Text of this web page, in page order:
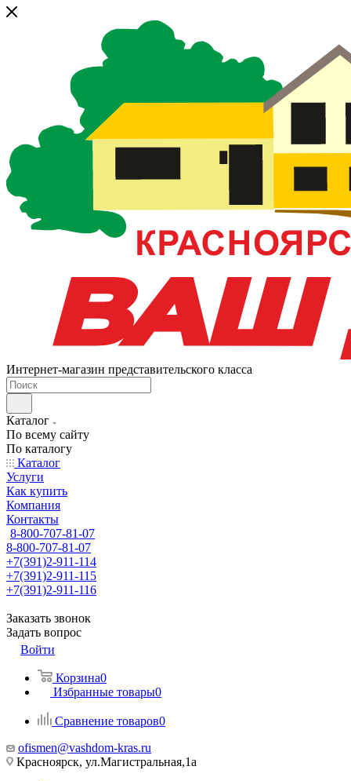
Интернет-магазин представительского класса
Каталог
По всему сайту
По каталогу
Каталог
Услуги
Как купить
Компания
Контакты
8-800-707-81-07
8-800-707-81-07
+7(391)2-911-114
+7(391)2-911-115
+7(391)2-911-116
Заказать звонок
Задать вопрос
Войти
Корзина0
Избранные товары0
Сравнение товаров0
ofismen@vashdom-kras.ru
Красноярск, ул.Магистральная,1а